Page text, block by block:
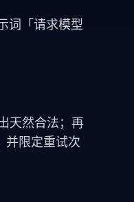
词
「请求模型
天然合法；再
并限定重试次